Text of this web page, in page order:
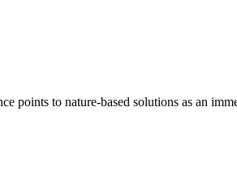
points to nature-based solutions as an